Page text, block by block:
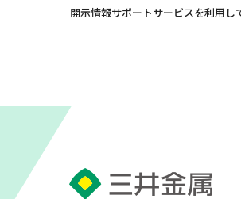
開示情報サポートサービスを利用し